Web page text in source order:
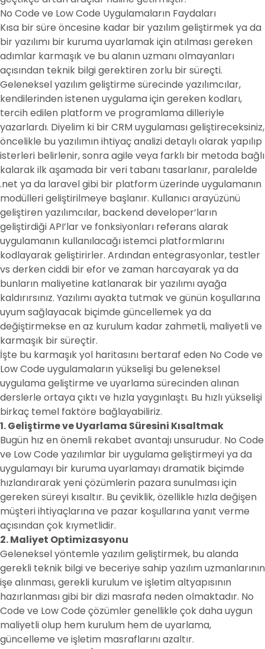
No Code ve Low Code Uygulamaların Faydaları
Kısa bir süre öncesine kadar bir yazılım geliştirmek ya da
bir yazılımı bir kuruma uyarlamak için atılması gereken
adımlar karmaşık ve bu alanın uzmanı olmayanları
açısından teknik bilgi gerektiren zorlu bir süreçti.
Geleneksel yazılım geliştirme sürecinde yazılımcılar,
kendilerinden istenen uygulama için gereken kodları,
tercih edilen platform ve programlama dilleriyle
yazarlardı. Diyelim ki birCRMuygulaması geliştireceksiniz,
öncelikle bu yazılımın ihtiyaç analizi detaylı olarak yapılıp
isterleri belirlenir, sonra agile veya farklı bir metoda bağlı
kalarak ilk aşamada bir veri tabanı tasarlanır, paralelde
.net ya da laravel gibi bir platform üzerinde uygulamanın
modülleri geliştirilmeye başlanır. Kullanıcı arayüzünü
geliştiren yazılımcılar, backend developer’ların
geliştirdiği API’lar ve fonksiyonları referans alarak
uygulamanın kullanılacağı istemci platformlarını
kodlayarak geliştirirler. Ardından entegrasyonlar, testler
vs derken ciddi bir efor ve zaman harcayarak ya da
bunların maliyetine katlanarak bir yazılımı ayağa
kaldırırsınız. Yazılımı ayakta tutmak ve günün koşullarına
uyum sağlayacak biçimde güncellemek ya da
değiştirmekse en az kurulum kadar zahmetli, maliyetli ve
karmaşık bir süreçtir.
İşte bu karmaşık yol haritasını bertaraf eden No Code ve
Low Code uygulamaların yükselişi bu geleneksel
uygulama geliştirme ve uyarlama sürecinden alınan
derslerle ortaya çıktı ve hızla yaygınlaştı. Bu hızlı yükselişi
birkaç temel faktöre bağlayabiliriz.
1. Geliştirme ve Uyarlama Süresini Kısaltmak
Bugün hız en önemli rekabet avantajı unsurudur. No Code
ve Low Code yazılımlar bir uygulama geliştirmeyi ya da
uygulamayı bir kuruma uyarlamayı dramatik biçimde
hızlandırarak yeni çözümlerin pazara sunulması için
gereken süreyi kısaltır. Bu çeviklik, özellikle hızla değişen
müşteri ihtiyaçlarına ve pazar koşullarına yanıt verme
açısından çok kıymetlidir.
2. Maliyet Optimizasyonu
Geleneksel yöntemle yazılım geliştirmek, bu alanda
gerekli teknik bilgi ve beceriye sahip yazılım uzmanlarının
işe alınması, gerekli kurulum ve işletim altyapısının
hazırlanması gibi bir dizi masrafa neden olmaktadır. No
Code ve Low Code çözümler genellikle çok daha uygun
maliyetli olup hem kurulum hem de uyarlama,
güncelleme ve işletim masraflarını azaltır.